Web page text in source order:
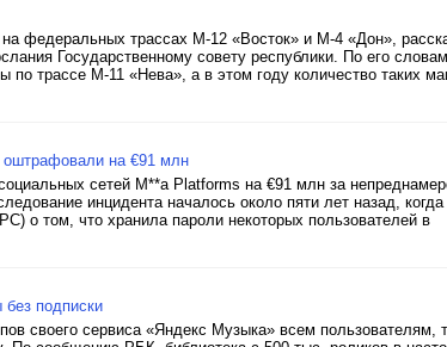
федеральных трассах М-12 «Восток» и М-4 «Дон»,
Государственному совету республики. По его
по трассе М-11 «Нева», а в этом году количество таких
оштрафовали на €91 млн
сетей M**a Platforms на €91 млн за
инцидента началось около пяти лет назад,
о том, что хранила пароли некоторых пользователей в
подписки
своего сервиса «Яндекс Музыка» всем пользователям,